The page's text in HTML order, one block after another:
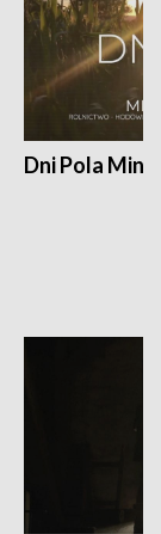
Dni Pola